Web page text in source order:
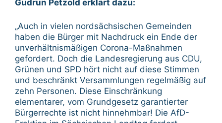
Gudrun Petzold erklärt dazu:
„Auch in vielen nordsächsischen Gemeinden
haben die Bürger mit Nachdruck ein Ende der
unverhältnismäßigen Corona-Maßnahmen
gefordert. Doch die Landesregierung aus CDU,
Grünen und SPD hört nicht auf diese Stimmen
und beschränkt Versammlungen regelmäßig auf
zehn Personen. Diese Einschränkung
elementarer, vom Grundgesetz garantierter
Bürgerrechte ist nicht hinnehmbar! Die AfD-